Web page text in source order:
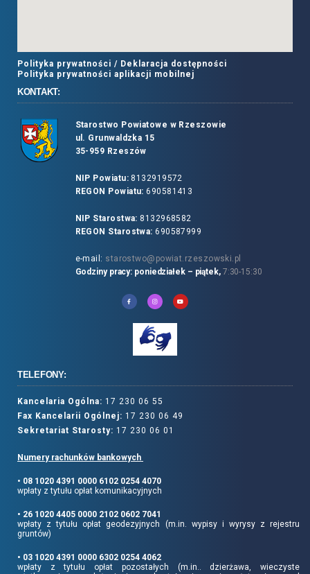
Polityka prywatności / Deklaracja dostępności
Polityka prywatności aplikacji mobilnej
KONTAKT:
Starostwo Powiatowe w Rzeszowie
ul. Grunwaldzka 15
35-959 Rzeszów
NIP Powiatu:8132919572
REGON Powiatu: 690581413
NIP Starostwa: 8132968582
REGON Starostwa: 690587999
e-mail: starostwo@powiat.rzeszowski.pl
Godziny pracy: poniedziałek – piątek, 7:30-15:30
TELEFONY:
Kancelaria Ogólna: 17 230 06 55
Fax Kancelarii Ogólnej: 17 230 06 49
Sekretariat Starosty: 17 230 06 01
Numery rachunków bankowych
• 08 1020 4391 0000 6102 0254 4070
wpłaty z tytułu opłat komunikacyjnych
• 26 1020 4405 0000 2102 0602 7041
wpłaty z tytułu opłat geodezyjnych (m.in. wypisy i wyrysy z rejestru
gruntów)
• 03 1020 4391 0000 6302 0254 4062
wpłaty z tytułu opłat pozostałych (m.in.. dzierżawa, wieczyste